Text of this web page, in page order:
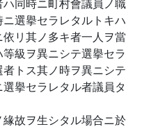
選擧セラレタルトキハ
リ其ノ多キ者一人ヲ當
級ヲ異ニシテ選擧セラ
トス其ノ時ヲ異ニシテ
擧セラレタル者議員タ
故ヲ生シタル場合ニ於